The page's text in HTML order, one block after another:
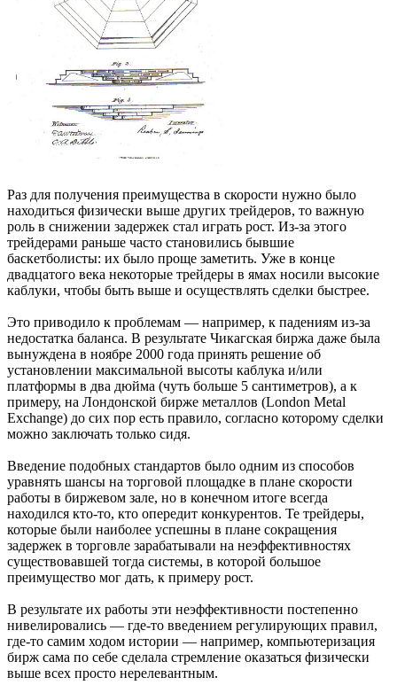
Раз для получения преимущества в скорости нужно было
находиться физически выше других трейдеров, то важную
роль в снижении задержек стал играть рост. Из-за этого
трейдерами раньше часто становились бывшие
баскетболисты: их было проще заметить. Уже в конце
двадцатого века некоторые трейдеры в ямах носили высокие
каблуки, чтобы быть выше и осуществлять сделки быстрее.
Это приводило к проблемам — например, к падениям из-за
недостатка баланса. В результате Чикагская биржа даже была
вынуждена в ноябре 2000 года принять решение об
установлении максимальной высоты каблука и/или
платформы в два дюйма (чуть больше 5 сантиметров), а к
примеру, на Лондонской бирже металлов (London Metal
Exchange) до сих пор есть правило, согласно которому сделки
можно заключать только сидя.
Введение подобных стандартов было одним из способов
уравнять шансы на торговой площадке в плане скорости
работы в биржевом зале, но в конечном итоге всегда
находился кто-то, кто опередит конкурентов. Те трейдеры,
которые были наиболее успешны в плане сокращения
задержек в торговле зарабатывали на неэффективностях
существовавшей тогда системы, в которой большое
преимущество мог дать, к примеру рост.
В результате их работы эти неэффективности постепенно
нивелировались — где-то введением регулирующих правил,
где-то самим ходом истории — например, компьютеризация
бирж сама по себе сделала стремление оказаться физически
выше всех просто нерелевантным.